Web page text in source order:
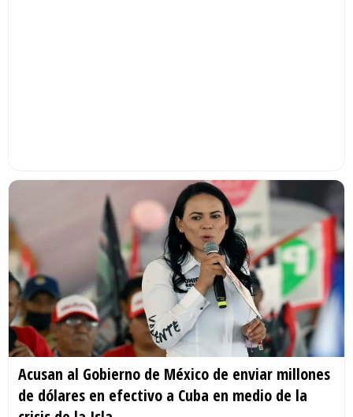
Acusan al Gobierno de México de enviar millones
de dólares en efectivo a Cuba en medio de la